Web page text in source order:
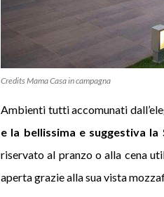
Credits Mama Casa in campagna
Ambienti tutti accomunati
e la bellissima e suggestiva la
riservato al pranzo o alla cena
aperta grazie alla sua vista